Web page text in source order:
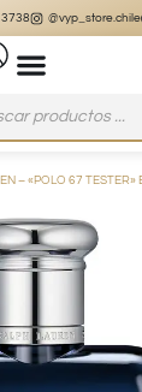
@vyp_store.chile
– «POLO 67 TESTER»